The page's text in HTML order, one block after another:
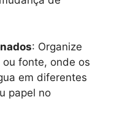
: Organize
fonte, onde os
em diferentes
papel no